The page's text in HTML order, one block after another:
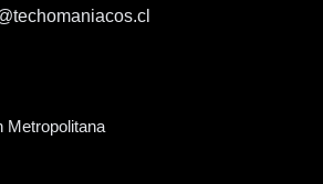
Metropolitana